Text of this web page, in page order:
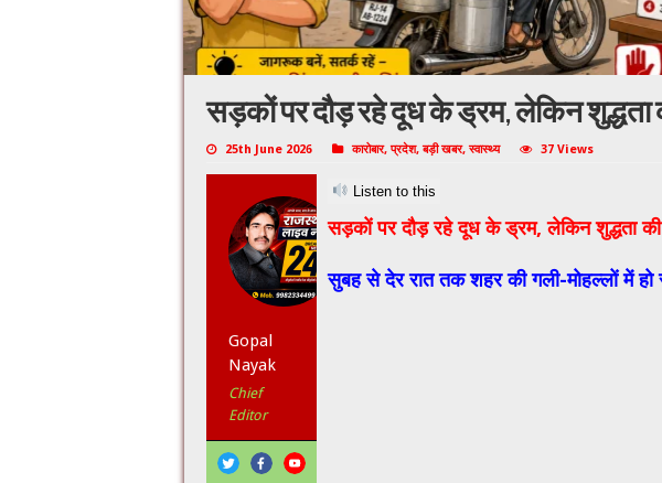
सड़कों पर दौड़ रहे दूध के ड्रम, लेकिन शुद्धता
25th June 2026 कारोबार,प्रदेश,बड़ी खबर,स्वास्थ्य 37 Views
Listen to this
Gopal
Nayak
Chief
Editor
सड़कों पर दौड़ रहे दूध के ड्रम, लेकिन शुद्धता
सुबह से देर रात तक शहर की गली-मोहल्लों में हो